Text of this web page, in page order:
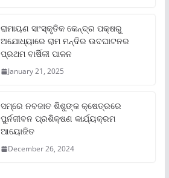
ରାମାୟଣ ସାଂସ୍କୃତିକ କେନ୍ଦ୍ର ପକ୍ଷରୁ
ଅଯୋଧ୍ୟାରେ ରାମ ମନ୍ଦିର ଉଦଘାଟନର
ପ୍ରଥମ ବାର୍ଷିକୀ ପାଳନ
January 21, 2025
ସମ୍‌ରେ ନବଜାତ ଶିଶୁଙ୍କ କ୍ଷେତ୍ରରେ
ପୁର୍ନଜୀବନ ପ୍ରଶିକ୍ଷଣ କାର୍ଯ୍ୟକ୍ରମ
ଆୟୋଜିତ
December 26, 2024